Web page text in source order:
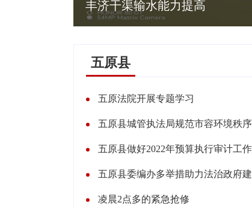
丰济干渠输水能力提高
五原县
五原法院开展专题学习
五原县城管执法局规范市容环境秩序
五原县做好2022年预算执行审计工作
五原县委编办多举措助力法治政府
凌晨2点多的紧急抢修